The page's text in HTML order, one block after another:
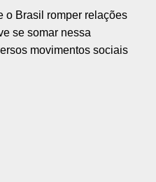
o Brasil romper relações
se somar nessa
movimentos sociais